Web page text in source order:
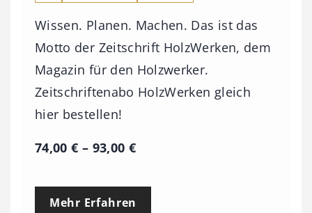
Wissen. Planen. Machen. Das ist das
Motto der Zeitschrift HolzWerken, dem
Magazin für den Holzwerker.
Zeitschriftenabo HolzWerken gleich
hier bestellen!
74,00€ – 93,00 €P
e
Mehr Erfahren